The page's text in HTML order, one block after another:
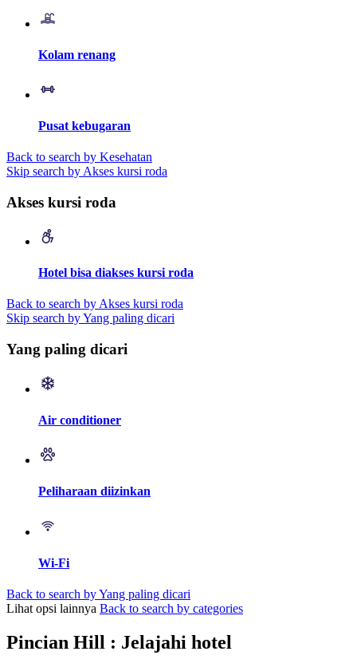
Kolam renang
Pusat kebugaran
Back to search by Kesehatan
Skip search by Akses kursi roda
Akses kursi roda
Hotel bisa diakses kursi roda
Back to search by Akses kursi roda
Skip search by Yang paling dicari
Yang paling dicari
Air conditioner
Peliharaan diizinkan
Wi-Fi
Back to search by Yang paling dicari
Lihat opsi lainnya Back to search by categories
Pincian Hill : Jelajahi hotel